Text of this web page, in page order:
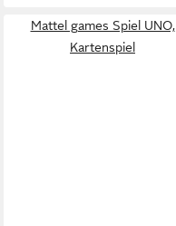
Mattel games Spiel UNO,
Kartenspiel